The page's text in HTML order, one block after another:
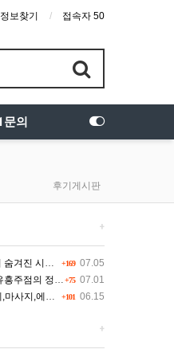
정보찾기 접속자 50
문의
후기게시판
+
+169 07.05
인력 풀의 진실
+75 07.01
찾고 있다면 여기
+101 06.15
별 가격 및 후기공유
+